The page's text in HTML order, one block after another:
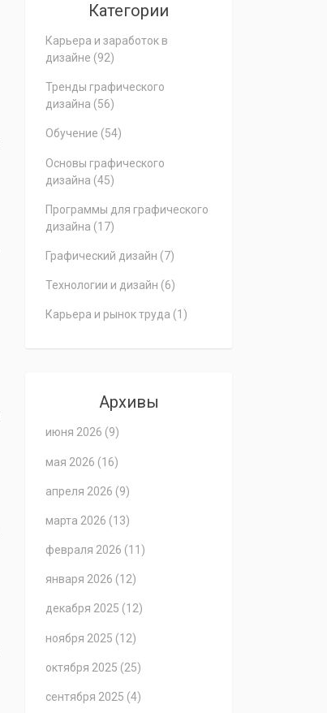
Категории
Карьера и заработок в
дизайне (92)
Тренды графического
дизайна (56)
Обучение (54)
Основы графического
дизайна (45)
Программы для графического
дизайна (17)
Графический дизайн (7)
Технологии и дизайн (6)
Карьера и рынок труда (1)
Архивы
июня 2026 (9)
мая 2026 (16)
апреля 2026 (9)
марта 2026 (13)
февраля 2026 (11)
января 2026 (12)
декабря 2025 (12)
ноября 2025 (12)
октября 2025 (25)
сентября 2025 (4)